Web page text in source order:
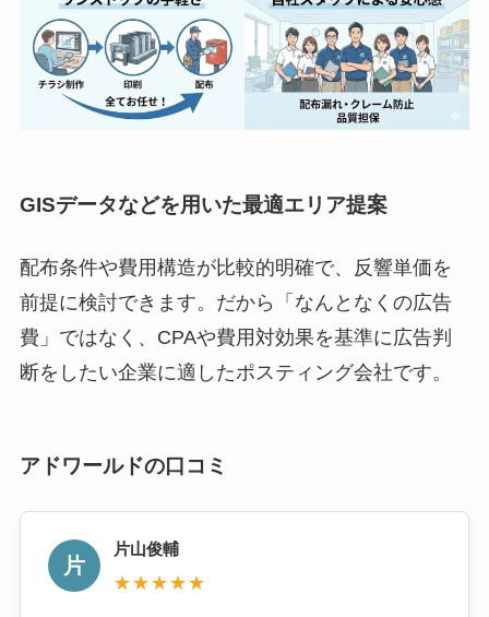
GISデータなどを用いた最適エリア提案
配布条件や費用構造が比較的明確で、反響単価を
前提に検討できます。だから「なんとなくの広告
費」ではなく、CPAや費用対効果を基準に広告判
断をしたい企業に適したポスティング会社です。
アドワールドの口コミ
片
片山俊輔
★★★★★